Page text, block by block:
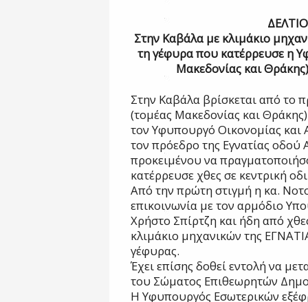
Στην Καβάλα με κλιμάκιο
τη γέφυρα που κατέρρευσε η
Μακεδονίας και
Στην Καβάλα βρίσκεται από το
(τομέας Μακεδονίας και
τον Υφυπουργό Οικονομίας και
τον πρόεδρο της Εγνατίας
προκειμένου να
κατέρρευσε χθες σε κεντρική
Από την πρώτη στιγμή η κα.
επικοινωνία με τον αρμόδιο
Χρήστο Σπίρτζη και ήδη από
κλιμάκιο μηχανικών της
γέφυρας.
Έχει επίσης δοθεί εντολή να
του Σώματος Επιθεωρητών
Η Υφυπουργός Εσωτερικών